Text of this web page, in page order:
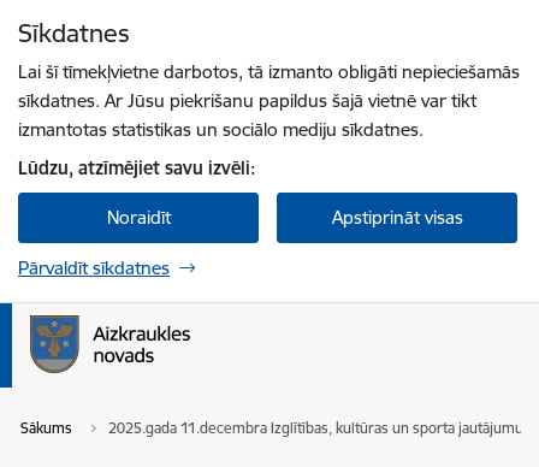
Sīkdatnes
Lai šī tīmekļvietne darbotos, tā izmanto obligāti nepieciešamās
sīkdatnes. Ar Jūsu piekrišanu papildus šajā vietnē var tikt
izmantotas statistikas un sociālo mediju sīkdatnes.
Lūdzu, atzīmējiet savu izvēli:
Noraidīt Apstiprināt visas
Pārvaldīt sīkdatnes
Sākums 2025.gada 11.decembra Izglītības, kultūras un sporta jautājumu